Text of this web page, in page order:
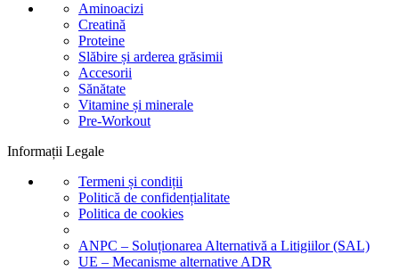
Aminoacizi
Creatină
Proteine
Slăbire și arderea grăsimii
Accesorii
Sănătate
Vitamine și minerale
Pre-Workout
Informații Legale
Termeni și condiții
Politică de confidențialitate
Politica de cookies
ANPC – Soluționarea Alternativă a Litigiilor (SAL)
UE – Mecanisme alternative ADR